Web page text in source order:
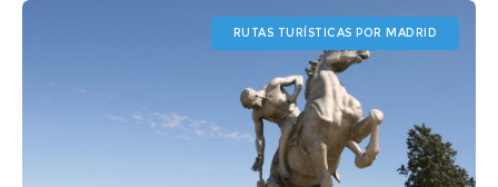
RUTAS TURÍSTICAS POR MADRID